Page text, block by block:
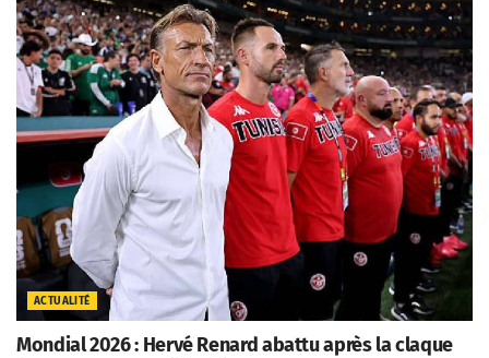
ACTUALITÉ
Mondial 2026 : Hervé Renard abattu après la claque